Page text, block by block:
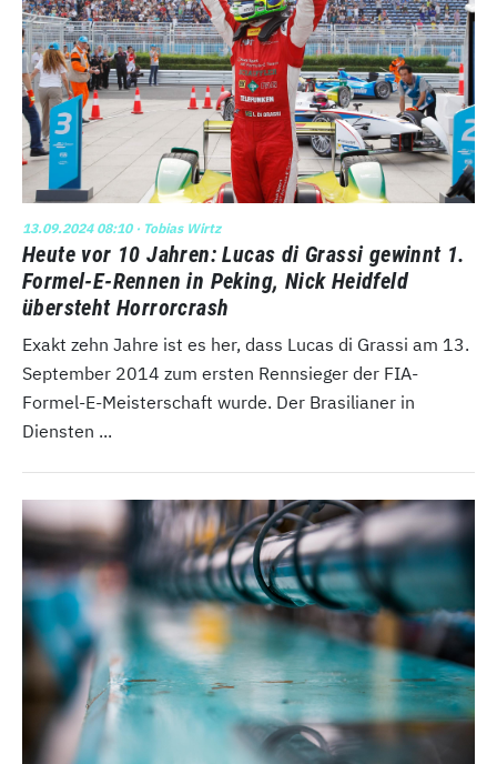
13.09.2024 08:10· Tobias Wirtz
Heute vor 10 Jahren: Lucas di Grassi gewinnt 1.
Formel-E-Rennen in Peking, Nick Heidfeld
übersteht Horrorcrash
Exakt zehn Jahre ist es her, dass Lucas di Grassi am 13.
September 2014 zum ersten Rennsieger der FIA-
Formel-E-Meisterschaft wurde. Der Brasilianer in
Diensten ...